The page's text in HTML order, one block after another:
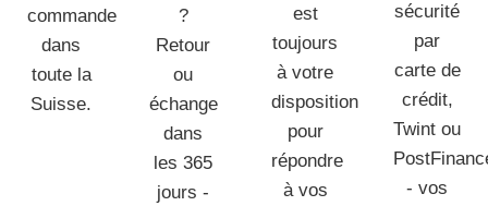
commande
dans
toute la
Suisse.
?
Retour
ou
échange
dans
les 365
jours -
est
toujours
à votre
disposition
pour
répondre
à vos
sécurité
par
carte de
crédit,
Twint ou
- vos